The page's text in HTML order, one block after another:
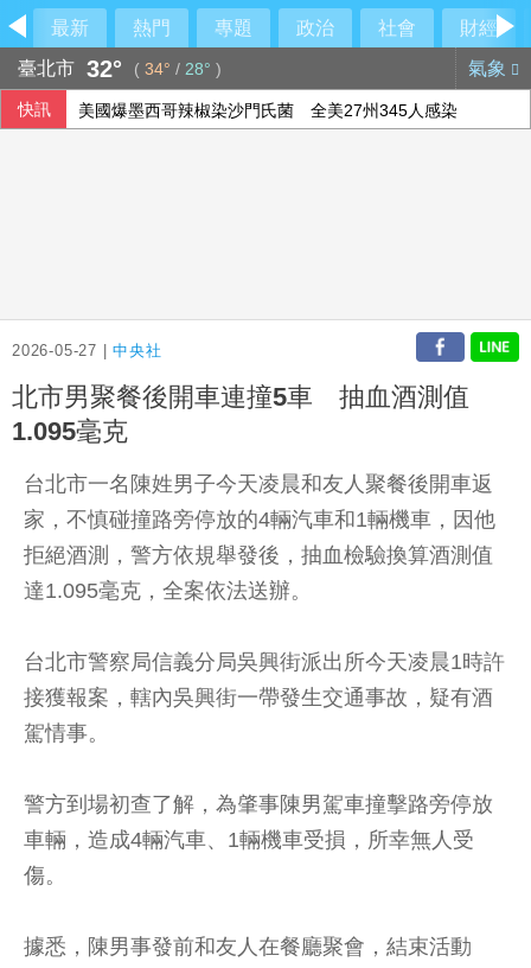
最新 熱門 專題 政治 社會
財經
臺北市 32° ( 34° / 28° ) 氣象
快訊 美國爆墨西哥辣椒染沙門氏菌 全美27州345人感染
2026-05-27 |中央社
北市男聚餐後開車連撞5車 抽血酒測值
1.095毫克
台北市一名陳姓男子今天凌晨和友人聚餐後開車返
家，不慎碰撞路旁停放的4輛汽車和1輛機車，因他
拒絕酒測，警方依規舉發後，抽血檢驗換算酒測值
達1.095毫克，全案依法送辦。
台北市警察局信義分局吳興街派出所今天凌晨1時許
接獲報案，轄內吳興街一帶發生交通事故，疑有酒
駕情事。
警方到場初查了解，為肇事陳男駕車撞擊路旁停放
車輛，造成4輛汽車、1輛機車受損，所幸無人受
傷。
據悉，陳男事發前和友人在餐廳聚會，結束活動